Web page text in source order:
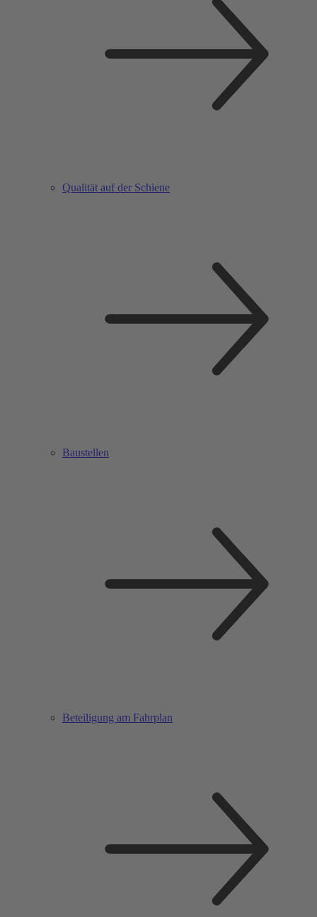
Qualität auf der Schiene
Baustellen
Beteiligung am Fahrplan